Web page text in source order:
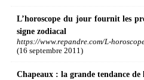
L’horoscope du jour fournit les
signe zodiacal
https://www.repandre.com/L-
(16 septembre 2011)
Chapeaux : la grande tendance de